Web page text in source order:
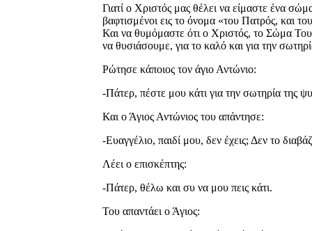
Γιατί ο Χριστός μας θέλει να είμαστε ένα
βαφτισμένοι εις το όνομα «του Πατρός, και
Και να θυμόμαστε ότι ο Χριστός, το Σώμα
να θυσιάσουμε, για το καλό και για την
Ρώτησε κάποιος τον άγιο Αντώνιο:
-Πάτερ, πέστε μου κάτι για την σωτηρία της
Και ο Άγιος Αντώνιος του απάντησε:
-Ευαγγέλιο, παιδί μου, δεν έχεις; Δεν το
Λέει ο επισκέπτης:
-Πάτερ, θέλω και συ να μου πεις κάτι.
Του απαντάει ο Άγιος: